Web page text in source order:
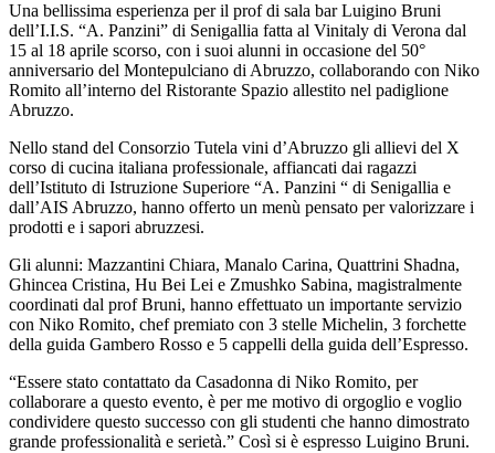
Una bellissima esperienza per il prof di sala bar Luigino Bruni
dell’I.I.S. “A. Panzini” di Senigallia fatta al Vinitaly di Verona dal
15 al 18 aprile scorso, con i suoi alunni in occasione del 50°
anniversario del Montepulciano di Abruzzo, collaborando con Niko
Romito all’interno del Ristorante Spazio allestito nel padiglione
Abruzzo.
Nello stand del Consorzio Tutela vini d’Abruzzo gli allievi del X
corso di cucina italiana professionale, affiancati dai ragazzi
dell’Istituto di Istruzione Superiore “A. Panzini “ di Senigallia e
dall’AIS Abruzzo, hanno offerto un menù pensato per valorizzare i
prodotti e i sapori abruzzesi.
Gli alunni: Mazzantini Chiara, Manalo Carina, Quattrini Shadna,
Ghincea Cristina, Hu Bei Lei e Zmushko Sabina, magistralmente
coordinati dal prof Bruni, hanno effettuato un importante servizio
con Niko Romito, chef premiato con 3 stelle Michelin, 3 forchette
della guida Gambero Rosso e 5 cappelli della guida dell’Espresso.
“Essere stato contattato da Casadonna di Niko Romito, per
collaborare a questo evento, è per me motivo di orgoglio e voglio
condividere questo successo con gli studenti che hanno dimostrato
grande professionalità e serietà.” Così si è espresso Luigino Bruni.